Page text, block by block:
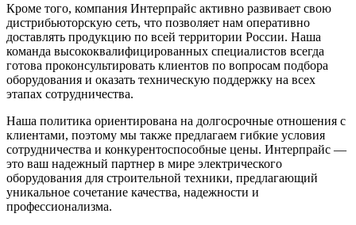
Кроме того, компания Интерпрайс активно развивает свою
дистрибьюторскую сеть, что позволяет нам оперативно
доставлять продукцию по всей территории России. Наша
команда высококвалифицированных специалистов всегда
готова проконсультировать клиентов по вопросам подбора
оборудования и оказать техническую поддержку на всех
этапах сотрудничества.
Наша политика ориентирована на долгосрочные отношения с
клиентами, поэтому мы также предлагаем гибкие условия
сотрудничества и конкурентоспособные цены. Интерпрайс —
это ваш надежный партнер в мире электрического
оборудования для строительной техники, предлагающий
уникальное сочетание качества, надежности и
профессионализма.